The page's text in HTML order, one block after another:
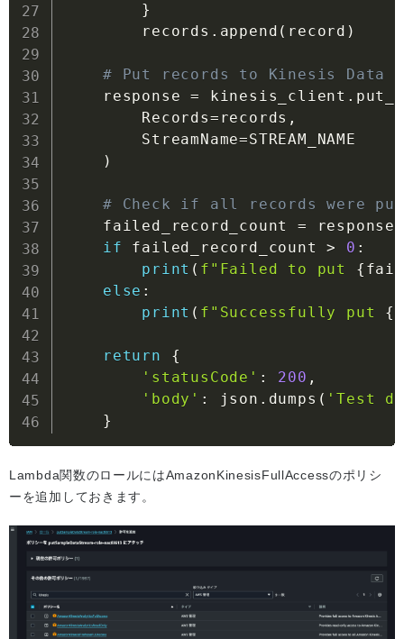
}
        records
. append ( record )
# Put records to Kinesis Data
    response
= kinesis_client .
        Records
= records ,
        StreamName
=STREAM_NAME
)
# Check if all records were
    failed_record_count
= response
if failed_record_count > 0 :
print ( f"Failed to put {
else :
print ( f"Successfully put {
return
{
'statusCode' : 200 ,
'body' : json . dumps ( 'Test
}
Lambda関数のロールにはAmazonKinesisFullAccessのポリシ
ーを追加しておきます。